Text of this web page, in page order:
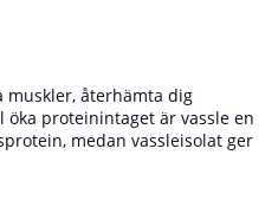
muskler, återhämta dig
proteinintaget är vassle en
medan vassleisolat ger
det stimulerar
i vatten, mjölk eller